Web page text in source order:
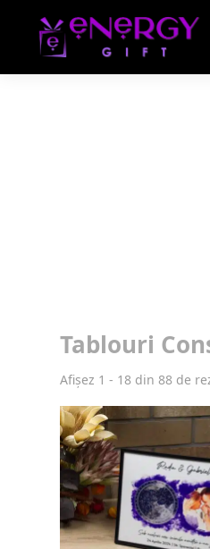
Tablouri
Afișez 1 - 18 din 88 de